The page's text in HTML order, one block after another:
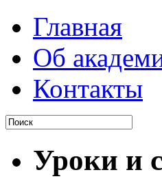
Главная
Об
Контакты
Уроки и